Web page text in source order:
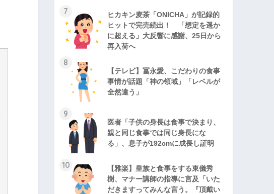
7
ヒカキン麦茶「ONICHA」が記録的
ヒットで完売続出！ 「想定を遥か
に超える」大反響に感謝、25日から
再入荷へ
8
【テレビ】冨永愛、こだわりの食事
事情が話題「神の領域」「レベルが
全然違う」
9
医者「子供の身長は食事で決まり、
親と同じ食事では同じ身長にな
る」、息子が192cmに成長し証明
10
【雅楽】皇族と食事をする東儀秀
樹、マナー講師の指導に言及「いた
だきますってみんな言う。『頂戴い